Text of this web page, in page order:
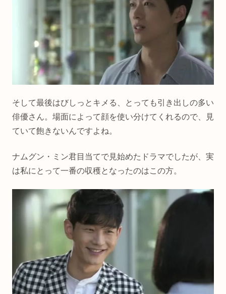
そして最後はびしっとキメる、とっても引き出しの多い
俳優さん。場面によって顔を使い分けてくれるので、見
ていて飽きないんですよね。
ナムグン・ミン君目当てで見始めたドラマでしたが、実
は私にとって一番の収穫となったのはこの方。